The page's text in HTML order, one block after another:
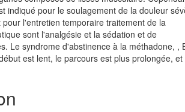
indiqué pour le soulagement de la douleur
l'entretien temporaire traitement de la
sont l'analgésie et la sédation et de
Le syndrome d'abstinence à la méthadone, ,
est lent, le parcours est plus prolongée, et